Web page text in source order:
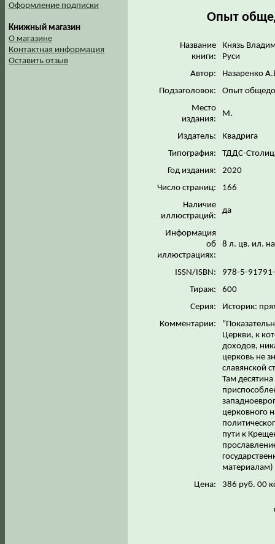
Оформление подписки
Книжный магазин
О магазине
Контактная информация
Оставить отзыв
Опыт
Название
книги:
Князь
Руси
Автор:
Назаренко
Подзаголовок:
Опыт
Место
издания:
М.
Издатель:
Квадрига
Типография:
ТДДС-
Год издания:
2020
Число страниц:
166
Наличие
иллюстраций:
да
Информация
об
иллюстрациях:
8 л. цв. ил.
ISSN/ISBN:
978-5-
Тираж:
600
Серия:
Историк:
Комментарии:
Церкви, к
доходов,
церковь не
славянской
Там
церковного
пути к
Цена:
386 руб. 00